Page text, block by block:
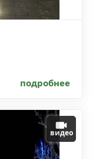
подробнее
видео